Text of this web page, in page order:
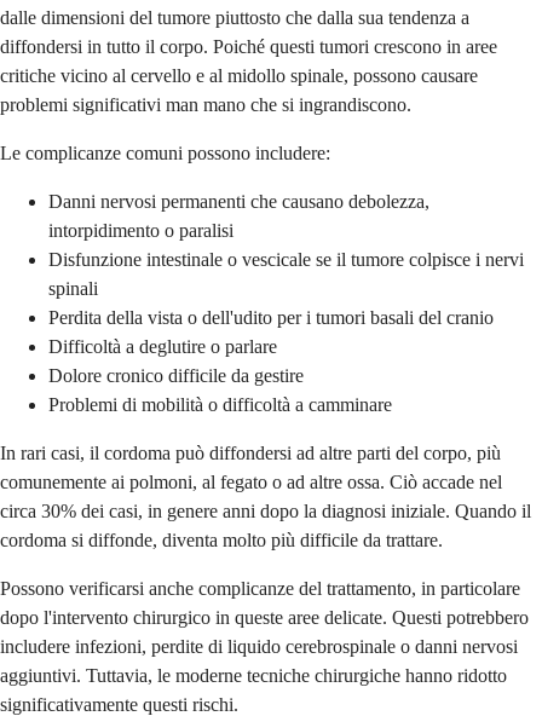
dalle dimensioni del tumore piuttosto che dalla sua tendenza a
diffondersi in tutto il corpo. Poiché questi tumori crescono in aree
critiche vicino al cervello e al midollo spinale, possono causare
problemi significativi man mano che si ingrandiscono.
Le complicanze comuni possono includere:
Danni nervosi permanenti che causano debolezza,
intorpidimento o paralisi
Disfunzione intestinale o vescicale se il tumore colpisce i nervi
spinali
Perdita della vista o dell'udito per i tumori basali del cranio
Difficoltà a deglutire o parlare
Dolore cronico difficile da gestire
Problemi di mobilità o difficoltà a camminare
In rari casi, il cordoma può diffondersi ad altre parti del corpo, più
comunemente ai polmoni, al fegato o ad altre ossa. Ciò accade nel
circa 30% dei casi, in genere anni dopo la diagnosi iniziale. Quando il
cordoma si diffonde, diventa molto più difficile da trattare.
Possono verificarsi anche complicanze del trattamento, in particolare
dopo l'intervento chirurgico in queste aree delicate. Questi potrebbero
includere infezioni, perdite di liquido cerebrospinale o danni nervosi
aggiuntivi. Tuttavia, le moderne tecniche chirurgiche hanno ridotto
significativamente questi rischi.